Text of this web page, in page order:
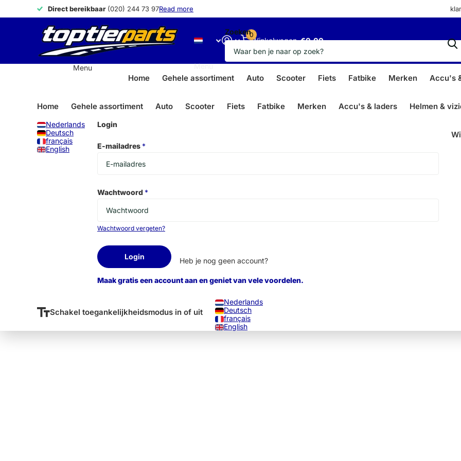
79.000+onderdelenRead more
79.000+
Zoeken
Menu
Winkelwagen
0
€0,00
Menu
Home Gehele assortiment Auto Scooter Fiets Fatbike Merken Accu's
Home Gehele assortiment Auto Scooter Fiets Fatbike Merken Accu's & laders Helmen &
Nederlands
Deutsch
français
English
Login
E-mailadres *
Wachtwoord *
Wachtwoord vergeten?
Login Heb je nog geen account?
Maak gratis een account aan en geniet van vele voordelen.
Schakel toegankelijkheidsmodus in of uit
Nederlands
Deutsch
français
English